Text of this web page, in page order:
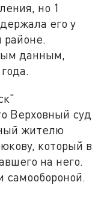
но 1
его у
данным,
Верховный суд
жителю
который в
на него.
самообороной.